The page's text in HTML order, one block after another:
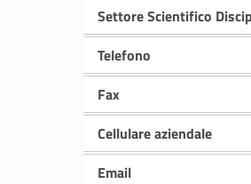
Settore Scientifico
Telefono
Fax
Cellulare aziendale
Email